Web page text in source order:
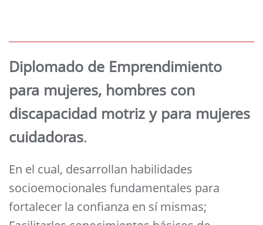
Diplomado de Emprendimiento
para mujeres, hombres con
discapacidad motriz y para mujeres
cuidadoras.
En el cual, desarrollan habilidades
socioemocionales fundamentales para
fortalecer la confianza en sí mismas;